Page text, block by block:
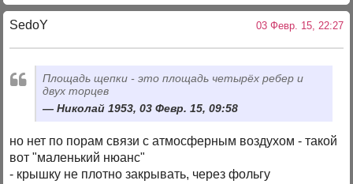
SedoY 03 Февр. 15, 22:27
Площадь щепки - это площадь четырёх ребер и
двух торцев
Николай 1953, 03 Февр. 15, 09:58
но нет по порам связи с атмосферным воздухом - такой
вот "маленький нюанс"
- крышку не плотно закрывать, через фольгу